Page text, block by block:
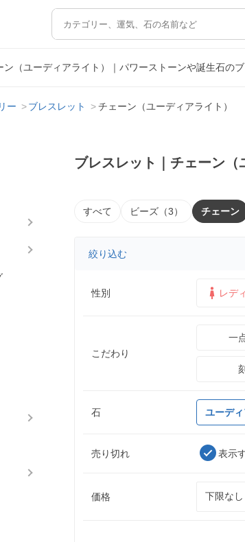
ン（ユーディアライト）｜パワーストーンや誕生石の
ー ブレスレット チェーン（ユーディアライト）
ブレスレット｜チェーン（
すべて ビーズ（3） チェーン
絞り込む
性別 レデ
こだわり
一
石 ユーデ
売り切れ 表示
価格